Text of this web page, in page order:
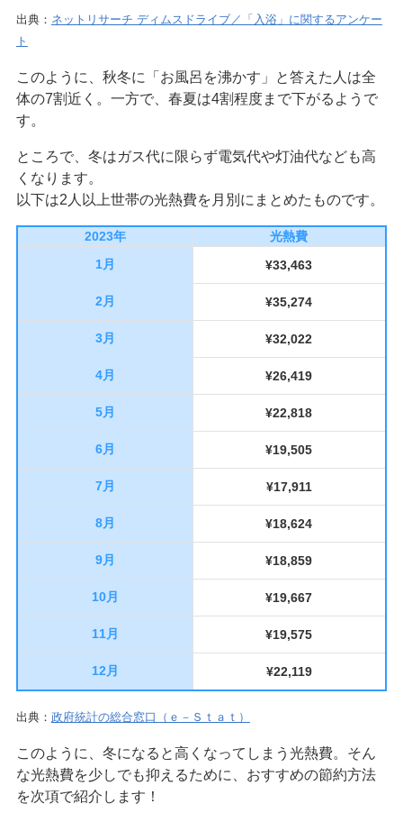
出典： ネットリサーチ ディムスドライブ／「入浴」に関するアンケー
ト
このように、秋冬に「お風呂を沸かす」と答えた人は全
体の7割近く。一方で、春夏は4割程度まで下がるようで
す。
ところで、冬はガス代に限らず電気代や灯油代なども高
くなります。
以下は2人以上世帯の光熱費を月別にまとめたものです。
2023年
光熱費
1月
¥33,463
2月 ¥35,274
3月 ¥32,022
4月 ¥26,419
5月 ¥22,818
6月 ¥19,505
7月 ¥17,911
8月 ¥18,624
9月 ¥18,859
10月 ¥19,667
11月 ¥19,575
12月 ¥22,119
出典： 政府統計の総合窓口（ｅ－Ｓｔａｔ）
このように、冬になると高くなってしまう光熱費。そん
な光熱費を少しでも抑えるために、おすすめの節約方法
を次項で紹介します！